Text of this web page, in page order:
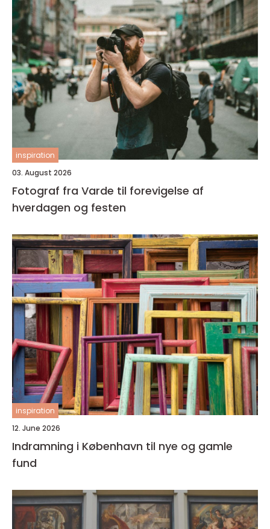
inspiration
03. August 2026
Fotograf fra Varde til forevigelse af
hverdagen og festen
inspiration
12. June 2026
Indramning i København til nye og gamle
fund